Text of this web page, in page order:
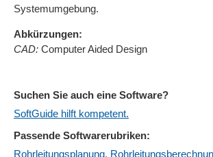
Suchen Sie auch eine Software?
SoftGuide hilft kompetent.
Passende Softwarerubriken:
Rohrleitungsplanung,
Systemumgebung.
Abkürzungen:
CAD: Computer Aided Design